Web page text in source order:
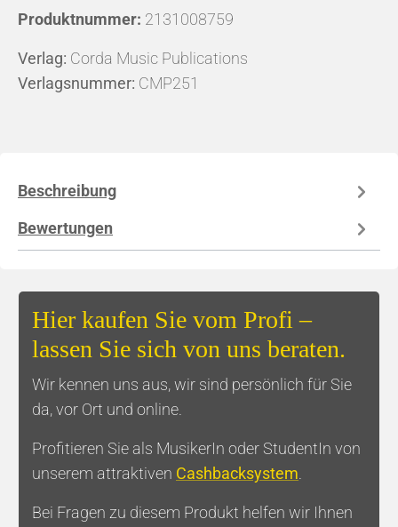
Produktnummer: 2131008759
Verlag: Corda Music Publications
Verlagsnummer: CMP251
Beschreibung
Bewertungen
Hier kaufen Sie vom Profi –
lassen Sie sich von uns beraten.
Wir kennen uns aus, wir sind persönlich für Sie
da, vor Ort und online.
Profitieren Sie als MusikerIn oder StudentIn von
unserem attraktiven Cashbacksystem.
Bei Fragen zu diesem Produkt helfen wir Ihnen